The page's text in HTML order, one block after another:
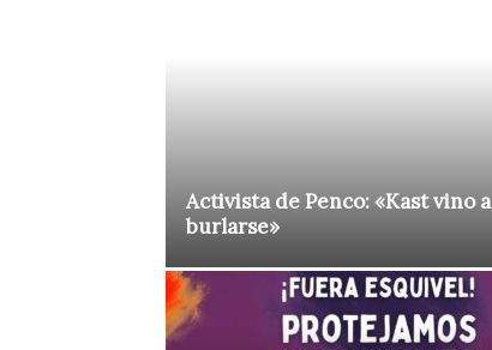
Activista de Penco: «Kast vino a
burlarse»